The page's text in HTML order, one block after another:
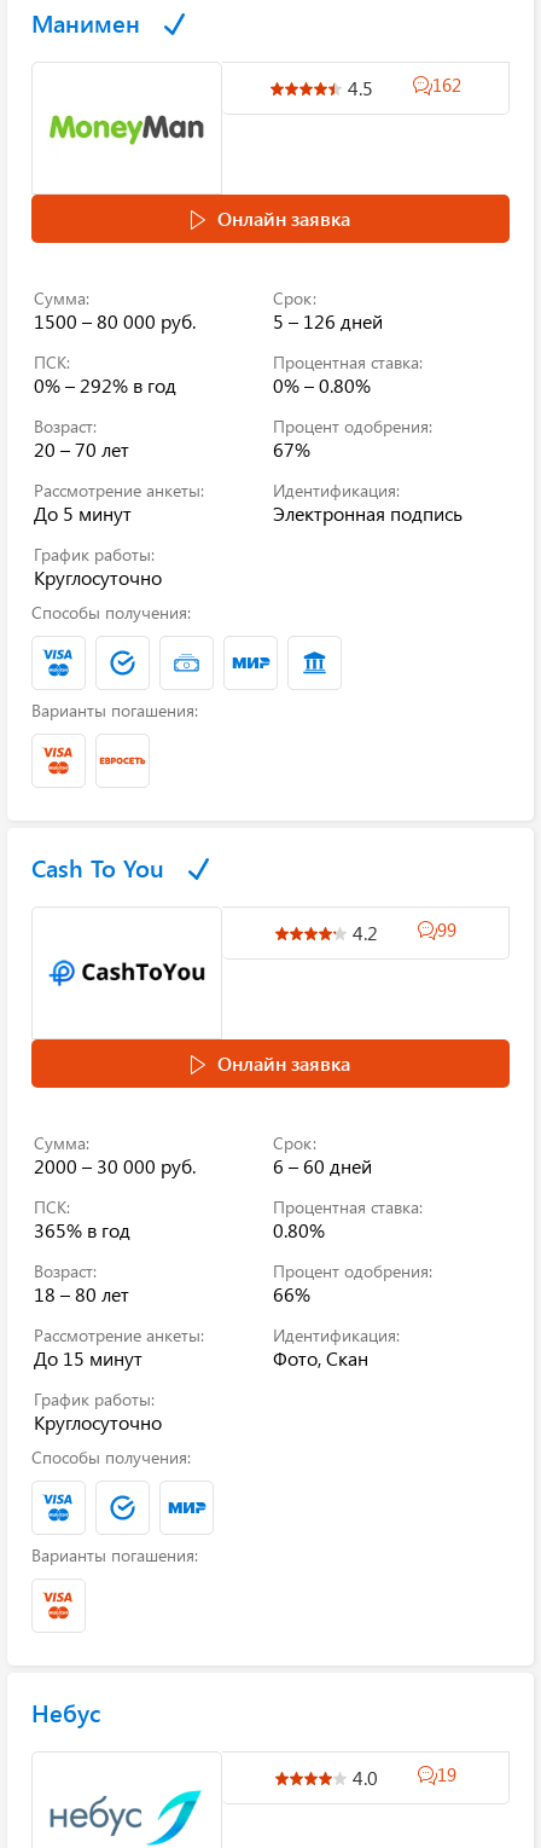
Манимен
4.5 162
Онлайн заявка
Сумма:
1500 – 80 000 руб.
Срок:
5 – 126 дней
ПСК:
0% – 292% в год
Процентная ставка:
0% – 0.80%
Возраст:
20 – 70 лет
Процент одобрения:
67%
Рассмотрение анкеты:
До 5 минут
Идентификация:
Электронная подпись
График работы:
Круглосуточно
Способы получения:
Варианты погашения:
Cash To You
4.2 99
Онлайн заявка
Сумма:
2000 – 30 000 руб.
Срок:
6 – 60 дней
ПСК:
365% в год
Процентная ставка:
0.80%
Возраст:
18 – 80 лет
Процент одобрения:
66%
Рассмотрение анкеты:
До 15 минут
Идентификация:
Фото, Скан
График работы:
Круглосуточно
Способы получения:
Варианты погашения:
Небус
4.0 19